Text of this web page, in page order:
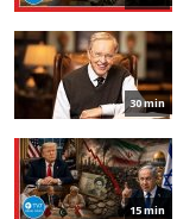
30 min
15 min